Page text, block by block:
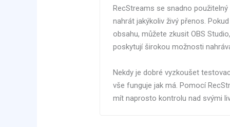
RecStreams se snadno
nahrát jakýkoliv živý přenos.
obsahu, můžete zkusit OBS
poskytují širokou možnosti
Nekdy je dobré vyzkoušet
vše funguje jak má. Pomocí
mít naprosto kontrolu nad svými